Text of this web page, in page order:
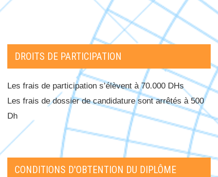
DROITS DE PARTICIPATION
Les frais de participation s’élèvent à 70.000 DHs
Les frais de dossier de candidature sont arrêtés à 500
Dh
CONDITIONS D'OBTENTION DU DIPLÔME